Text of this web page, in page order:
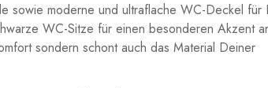
sowie moderne und ultraflache WC-Deckel für
WC-Sitze für einen besonderen Akzent
sondern schont auch das Material Deiner